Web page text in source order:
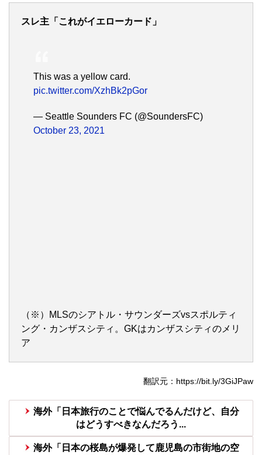
スレ主「これがイエローカード」
This was a yellow card.
pic.twitter.com/XzhBk2pGor
— Seattle Sounders FC (@SoundersFC)
October 23, 2021
（※）MLSのシアトル・サウンダーズvsスポルティ
ング・カンザスシティ。GKはカンザスシティのメリ
ア
翻訳元：https://bit.ly/3GiJPaw
海外「日本旅行のことで悩んでるんだけど、自分
はどうすべきなんだろう...
海外「日本の桜島が爆発して鹿児島の市街地の空